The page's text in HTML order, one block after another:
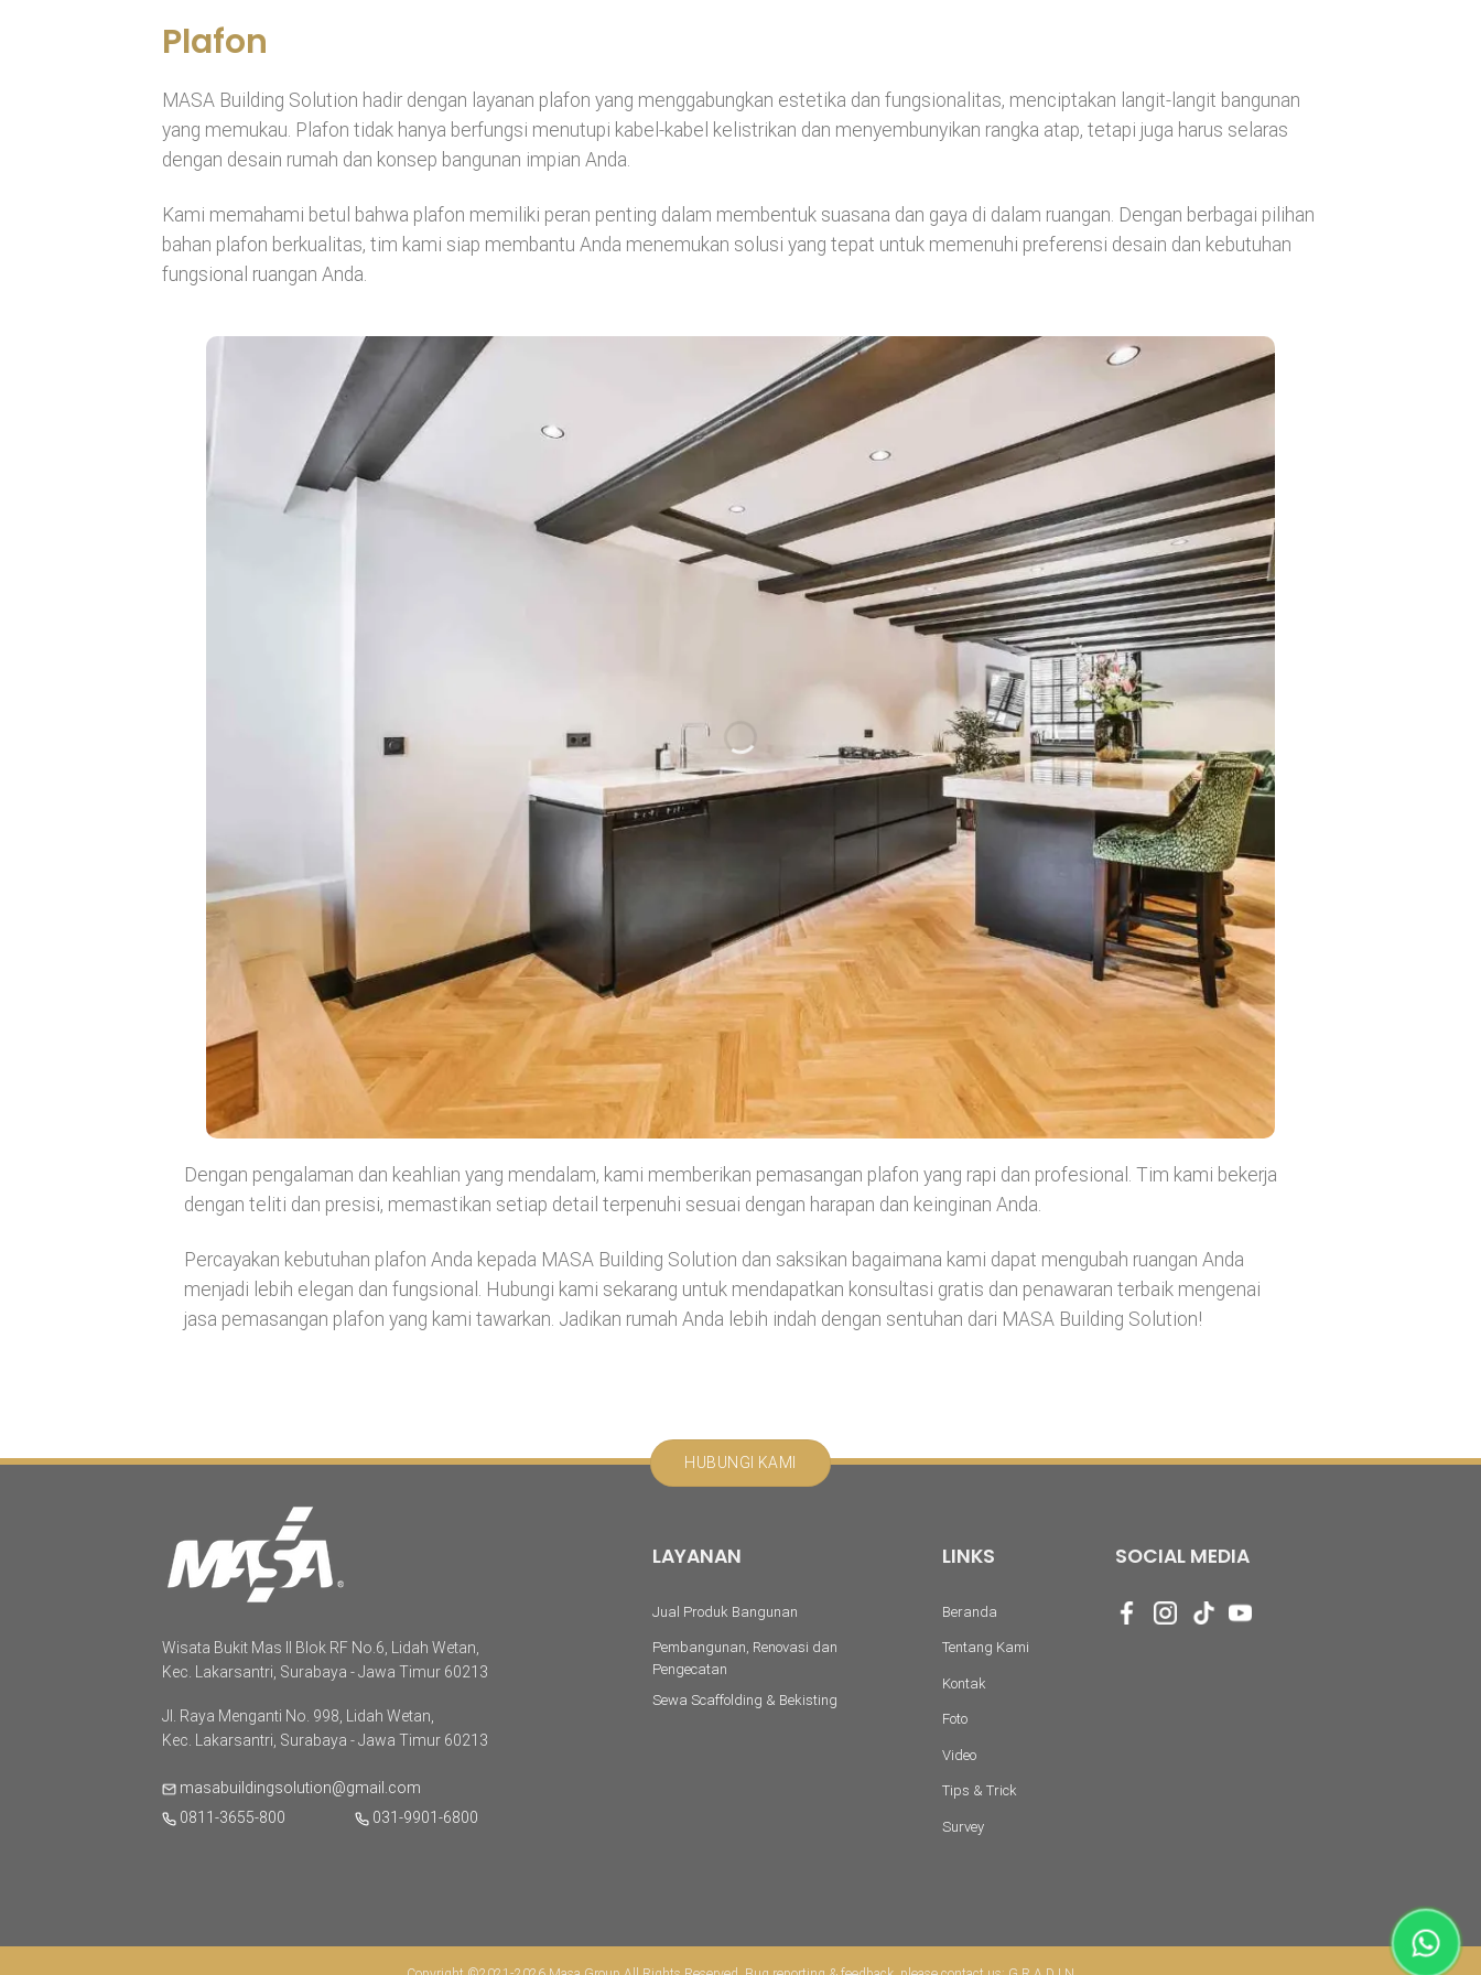
Plafon
MASA Building Solution hadir dengan layanan plafon yang menggabungkan estetika dan fungsionalitas, menciptakan langit-langit bangunan
yang memukau. Plafon tidak hanya berfungsi menutupi kabel-kabel kelistrikan dan menyembunyikan rangka atap, tetapi juga harus selaras
dengan desain rumah dan konsep bangunan impian Anda.
Kami memahami betul bahwa plafon memiliki peran penting dalam membentuk suasana dan gaya di dalam ruangan. Dengan berbagai pilihan
bahan plafon berkualitas, tim kami siap membantu Anda menemukan solusi yang tepat untuk memenuhi preferensi desain dan kebutuhan
fungsional ruangan Anda.
Dengan pengalaman dan keahlian yang mendalam, kami memberikan pemasangan plafon yang rapi dan profesional. Tim kami bekerja
dengan teliti dan presisi, memastikan setiap detail terpenuhi sesuai dengan harapan dan keinginan Anda.
Percayakan kebutuhan plafon Anda kepada MASA Building Solution dan saksikan bagaimana kami dapat mengubah ruangan Anda
menjadi lebih elegan dan fungsional. Hubungi kami sekarang untuk mendapatkan konsultasi gratis dan penawaran terbaik mengenai
jasa pemasangan plafon yang kami tawarkan. Jadikan rumah Anda lebih indah dengan sentuhan dari MASA Building Solution!
Wisata Bukit Mas II Blok RF No.6, Lidah Wetan,
Kec. Lakarsantri, Surabaya - Jawa Timur 60213
Jl. Raya Menganti No. 998, Lidah Wetan,
Kec. Lakarsantri, Surabaya - Jawa Timur 60213
masabuildingsolution@gmail.com
0811-3655-800
031-9901-6800
LAYANAN
Jual Produk Bangunan
Pembangunan, Renovasi dan
Pengecatan
Sewa Scaffolding & Bekisting
LINKS
Beranda
Tentang Kami
Kontak
Foto
Video
Tips & Trick
Survey
SOCIAL MEDIA
HUBUNGI KAMI